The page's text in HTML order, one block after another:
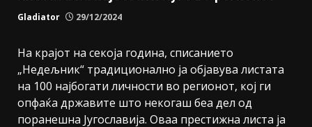
Gladiator 29/12/2024
На крајот на секоја година, списанието
„Недељник“ традиционално ја објавува листата
на 100 најбогати личности во регионот, кој ги
опфаќа државите што некогаш беа дел од
поранешна Југославија. Оваа престижна листа ја